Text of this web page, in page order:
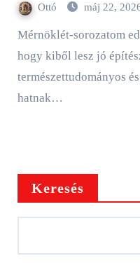
Ottó máj 22,
Mérnöklét-sorozatom eddigi részeiben megtudhattuk,
hogy kiből lesz jó
természettudományos
hatnak…
Keresés